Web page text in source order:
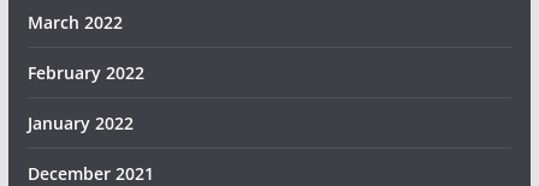
March 2022
February 2022
January 2022
December 2021